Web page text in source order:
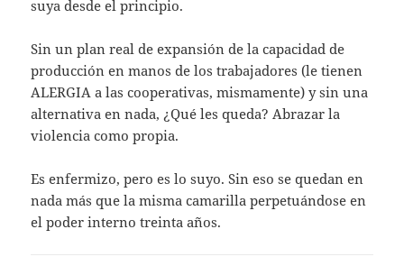
suya desde el principio.
Sin un plan real de expansión de la capacidad de
producción en manos de los trabajadores (le tienen
ALERGIA a las cooperativas, mismamente) y sin una
alternativa en nada, ¿Qué les queda? Abrazar la
violencia como propia.
Es enfermizo, pero es lo suyo. Sin eso se quedan en
nada más que la misma camarilla perpetuándose en
el poder interno treinta años.